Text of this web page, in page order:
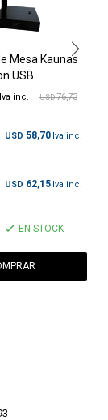
Mesa Kaunas
USB
USD 76,73
USD 58,70
USD 62,15
EN STOCK